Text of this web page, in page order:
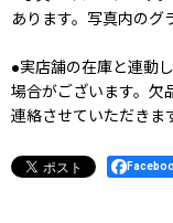
あります。写真内のグ
●実店舗の在庫と連動
場合がございます。欠
連絡させていただきま